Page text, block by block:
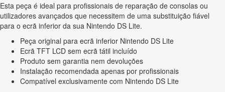
Esta peça é ideal para profissionais de reparação de consolas ou
utilizadores avançados que necessitem de uma substituição fiável
para o ecrã inferior da sua Nintendo DS Lite.
Peça original para ecrã inferior Nintendo DS Lite
Ecrã TFT LCD sem ecrã tátil incluído
Produto sem garantia nem devoluções
Instalação recomendada apenas por profissionais
Compatível exclusivamente com Nintendo DS Lite